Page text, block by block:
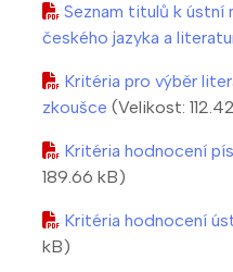
Seznam titulů k ústní
českého jazyka a
Kritéria pro výběr
zkoušce (Velikost:
Kritéria hodnocení
189.66 kB)
Kritéria hodnocení
kB)